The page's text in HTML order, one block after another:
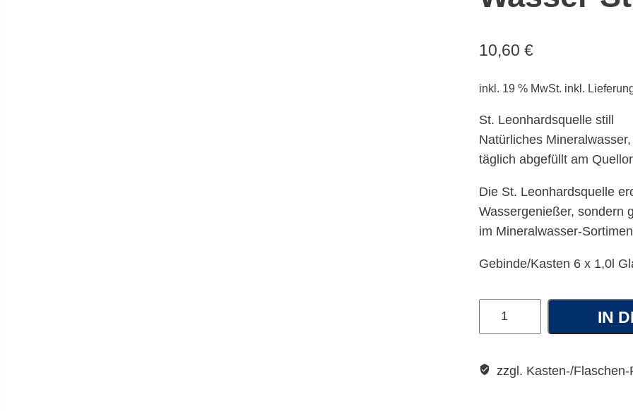
10,60 €
inkl. 19 % MwSt. inkl.
St. Leonhardsquelle still
Natürliches
täglich abgefüllt am
Die St. Leonhardsquelle
Wassergenießer, sondern
im Mineralwasser-
Gebinde/Kasten 6 x 1,0l
Wasser
IN
zzgl. Kasten-/Flaschen-